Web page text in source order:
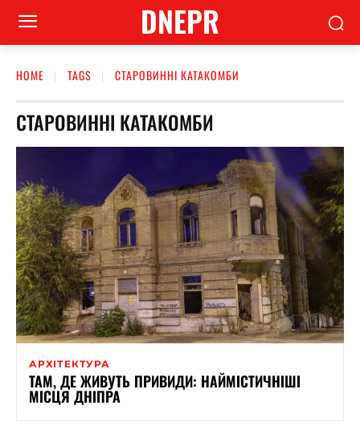
DNEPR
HOME TAGS СТАРОВИННІ КАТАКОМБИ
СТАРОВИННІ КАТАКОМБИ
АРХІТЕКТУРА
ТАМ, ДЕ ЖИВУТЬ ПРИВИДИ: НАЙМІСТИЧНІШІ
МІСЦЯ ДНІПРА